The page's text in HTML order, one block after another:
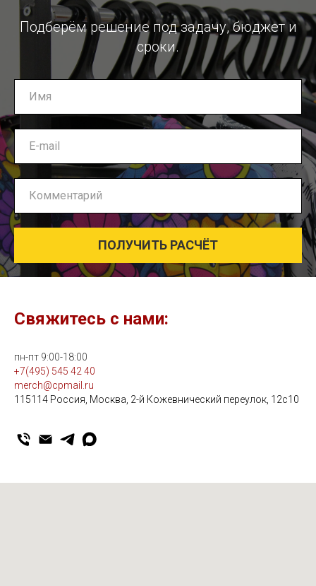
Подберём решение под задачу, бюджет и
сроки.
ПОЛУЧИТЬ РАСЧЁТ
Свяжитесь с нами:
пн-пт 9:00-18:00
+7(495) 545 42 40
merch@cpmail.ru
115114 Россия, Москва, 2-й Кожевнический переулок, 12с10